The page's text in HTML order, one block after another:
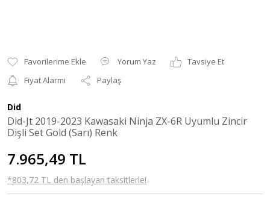
Yorum Yaz
Tavsiye Et
Fiyat Alarmı
Paylaş
Did
Did-Jt 2019-2023 Kawasaki Ninja ZX-6R Uyumlu Zincir
Dişli Set Gold (Sarı) Renk
7.965,49 TL
*803,72 TL den başlayan taksitlerle!